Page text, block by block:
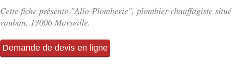
Cette fiche présente "Allo-Plomberie", plombier-chauffagiste situé
vauban, 13006 Marseille.
Demande de devis en ligne